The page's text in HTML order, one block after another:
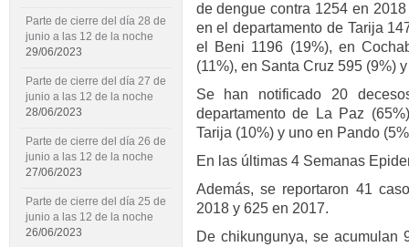
de dengue contra 1254 en
en el departamento de Tarija
el Beni 1196 (19%), en
(11%), en Santa Cruz 595 (9%)
Se han notificado 20
departamento de La Paz
Tarija (10%) y uno en Pando
En las últimas 4 Semanas
Además, se reportaron 41
2018 y 625 en 2017.
De chikungunya, se acumulan
Parte de cierre del día 28 de
junio a las 12 de la noche
29/06/2023
Parte de cierre del día 27 de
junio a las 12 de la noche
28/06/2023
Parte de cierre del día 26 de
junio a las 12 de la noche
27/06/2023
Parte de cierre del día 25 de
junio a las 12 de la noche
26/06/2023